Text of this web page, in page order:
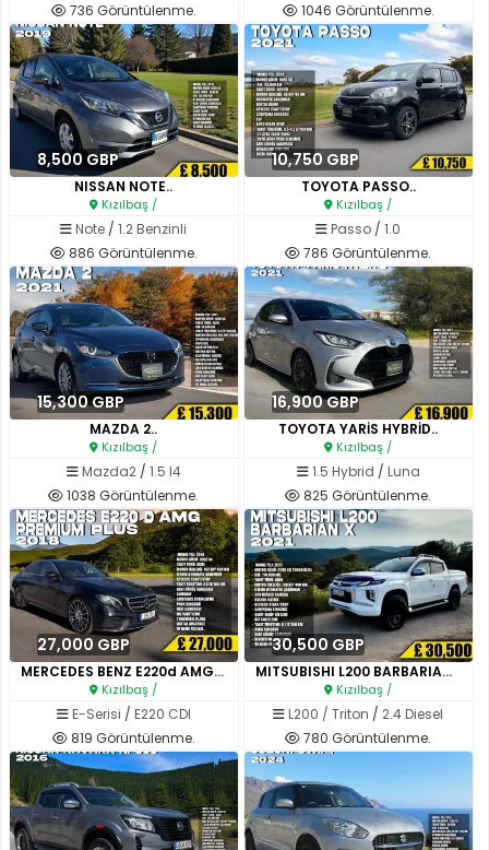
736 Görüntülenme.
1046 Görüntülenme.
8,500 GBP
NISSAN NOTE..
Kızılbaş /
Note /1.2 Benzinli
886 Görüntülenme.
10,750 GBP
TOYOTA PASSO..
Kızılbaş /
Passo /1.0
786 Görüntülenme.
15,300 GBP
MAZDA 2..
Kızılbaş /
Mazda2/ 1.5 I4
1038 Görüntülenme.
16,900 GBP
TOYOTA YARİS HYBRİD..
Kızılbaş /
1.5 Hybrid / Luna
825 Görüntülenme.
27,000 GBP
MERCEDES BENZ E220d AMG PREMI..
Kızılbaş /
E-Serisi / E220 CDI
819 Görüntülenme.
30,500 GBP
MITSUBISHI L200 BARBARIAN X..
Kızılbaş /
L200 / Triton / 2.4 Diesel
780 Görüntülenme.